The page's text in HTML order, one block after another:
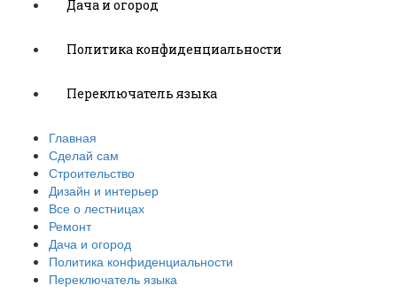
Дача и огород
Политика конфиденциальности
Переключатель языка
Главная
Сделай сам
Строительство
Дизайн и интерьер
Все о лестницах
Ремонт
Дача и огород
Политика конфиденциальности
Переключатель языка